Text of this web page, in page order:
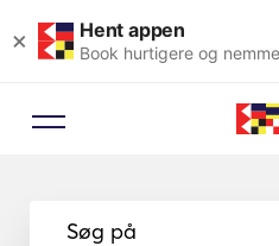
× Hent appen
Book hurtigere og
Søg på